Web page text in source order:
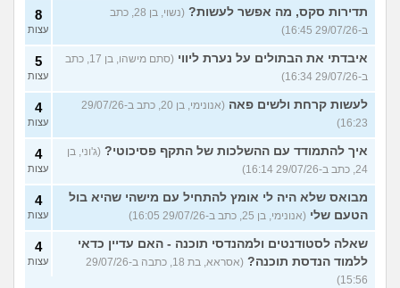
תדירות סקס, מה אפשר לעשות?
(נשוי, בן 28, כתב
ב-29/07/26 16:45)
8
עצות
איבדתי את הבתולים על נערת ליווי
(סתם מישהו, בן 17, כתב
ב-29/07/26 16:34)
5
עצות
לעשות קרחת ולשים פאה
(אנונימי, בן 20, כתב ב-29/07/26
16:23)
4
עצות
איך להתמודד עם ההשלכות של התקף פסיכוטי? (ג'וני, בן
24, כתב ב-29/07/26 16:14)
4
עצות
מבואס שלא היה לי אומץ להתחיל עם מישהי שהיא בול
הטעם שלי (אנונימי, בן 25, כתב ב-29/07/26 16:05)
4
עצות
שאלה לסטודנטים ולמהנדסי תוכנה - האם עדיין כדאי
ללמוד הנדסת תוכנה?
(אסראא, בת 18, כתבה ב-29/07/26
15:56)
4
עצות